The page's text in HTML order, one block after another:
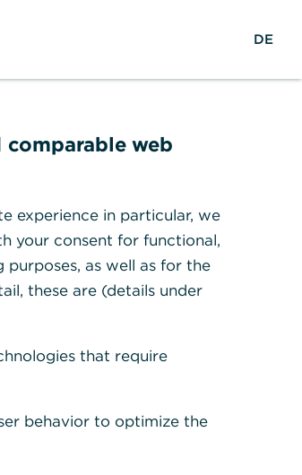
u o
e
Sie sich
DE
web
experience in particular, we
your consent for functional,
as well as for the
these are (details under
that require
behavior to optimize the